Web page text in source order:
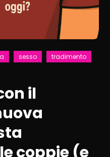
sesso tradimento
il
coppie (e